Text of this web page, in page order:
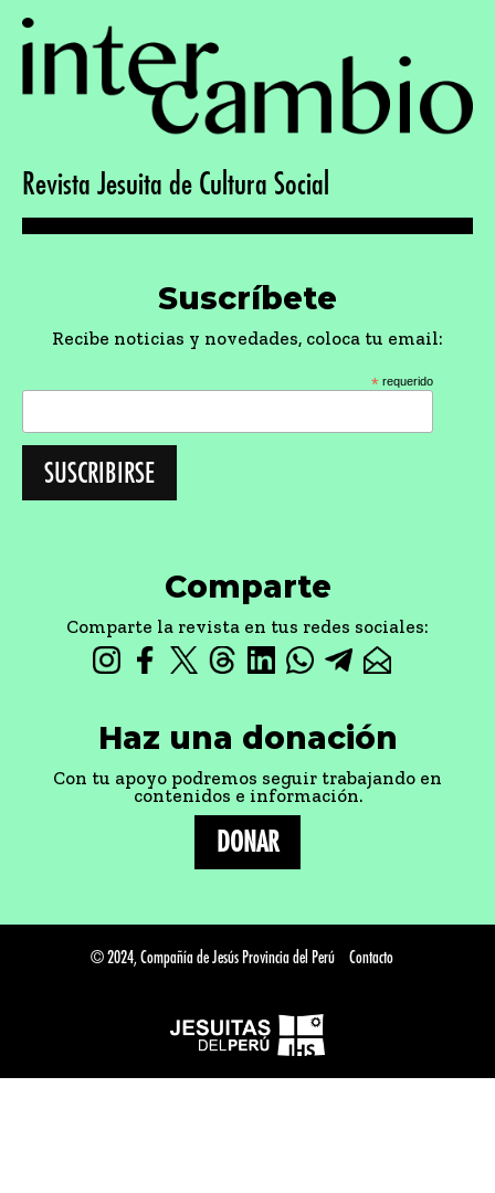
Revista Jesuita de Cultura Social
Suscríbete
Recibe noticias y novedades, coloca tu email:
* requerido
Comparte
Comparte la revista en tus redes sociales:
Haz una donación
Con tu apoyo podremos seguir trabajando en
contenidos e información.
DONAR
© 2024, Compañía de Jesús Provincia del Perú Contacto